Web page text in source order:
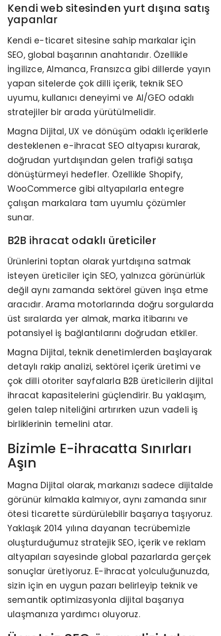
Kendi web sitesinden yurt dışına satış
yapanlar
Kendi e-ticaret sitesine sahip markalar için
SEO, global başarının anahtarıdır. Özellikle
İngilizce, Almanca, Fransızca gibi dillerde yayın
yapan sitelerde çok dilli içerik, teknik SEO
uyumu, kullanıcı deneyimi ve AI/GEO odaklı
stratejiler bir arada yürütülmelidir.
Magna Dijital, UX ve dönüşüm odaklı içeriklerle
desteklenen e-ihracat SEO altyapısı kurarak,
doğrudan yurtdışından gelen trafiği satışa
dönüştürmeyi hedefler. Özellikle Shopify,
WooCommerce gibi altyapılarla entegre
çalışan markalara tam uyumlu çözümler
sunar.
B2B ihracat odaklı üreticiler
Ürünlerini toptan olarak yurtdışına satmak
isteyen üreticiler için SEO, yalnızca görünürlük
değil aynı zamanda sektörel güven inşa etme
aracıdır. Arama motorlarında doğru sorgularda
üst sıralarda yer almak, marka itibarını ve
potansiyel iş bağlantılarını doğrudan etkiler.
Magna Dijital, teknik denetimlerden başlayarak
detaylı rakip analizi, sektörel içerik üretimi ve
çok dilli otoriter sayfalarla B2B üreticilerin dijital
ihracat kapasitelerini güçlendirir. Bu yaklaşım,
gelen talep niteliğini artırırken uzun vadeli iş
birliklerinin temelini atar.
Bizimle E-ihracatta Sınırları
Aşın
Magna Dijital olarak, markanızı sadece dijitalde
görünür kılmakla kalmıyor, aynı zamanda sınır
ötesi ticarette sürdürülebilir başarıya taşıyoruz.
Yaklaşık 2014 yılına dayanan tecrübemizle
oluşturduğumuz stratejik SEO, içerik ve reklam
altyapıları sayesinde global pazarlarda gerçek
sonuçlar üretiyoruz. E-ihracat yolculuğunuzda,
sizin için en uygun pazarı belirleyip teknik ve
semantik optimizasyonla dijital başarıya
ulaşmanıza yardımcı oluyoruz.